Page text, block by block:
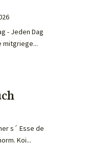
- Jeden Dag
mitgriege...
s´ Esse de
Koi...